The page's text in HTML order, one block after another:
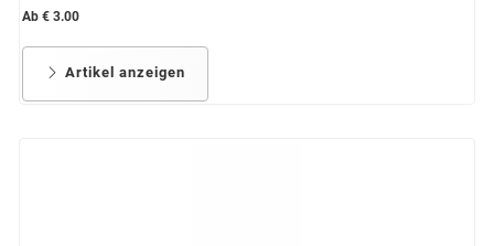
Ab € 3.00
Artikel anzeigen